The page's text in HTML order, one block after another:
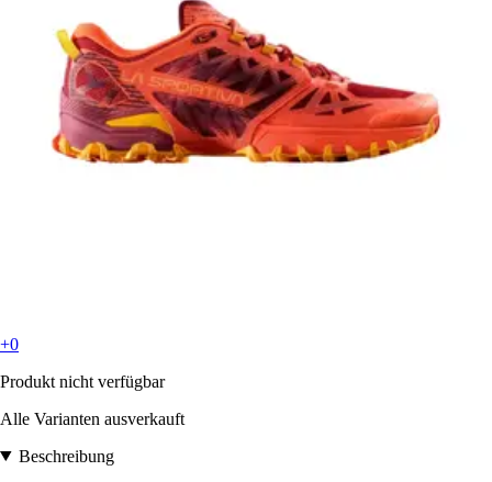
+0
Produkt nicht verfügbar
Alle Varianten ausverkauft
Beschreibung